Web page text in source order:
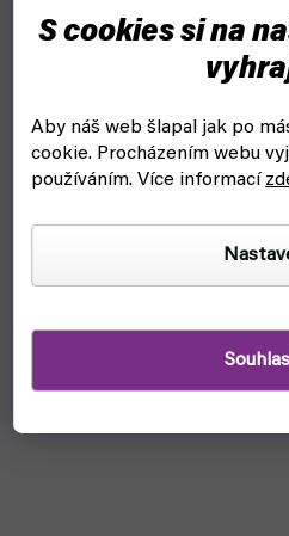
S cookies si na
Aby náš web šlapal jak po
cookie. Procházením webu
používáním. Více informací
Sada metalických
(Nassau)